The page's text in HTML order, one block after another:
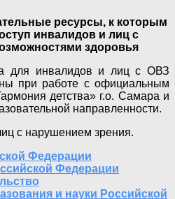
ресурсы, к которым
инвалидов и лиц с
здоровья
для инвалидов и лиц с ОВЗ
при работе с официальным
детства» г.о. Самара и
направленности.
с нарушением зрения.
Федерации
Федерации
и науки Российской